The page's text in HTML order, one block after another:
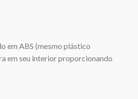
em ABS (mesmo plástico
em seu interior proporcionando